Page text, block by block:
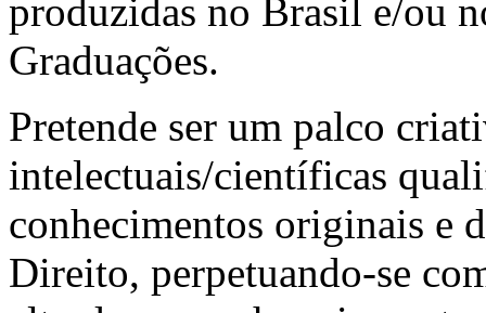
produzidas no Brasil e/ou
Graduações.
Pretende ser um palco
intelectuais/científicas
conhecimentos originais e
Direito, perpetuando-se